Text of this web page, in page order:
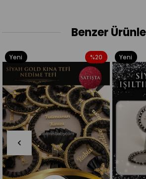
Benzer
%20
Yeni
Ürün
Yeni
Ürün